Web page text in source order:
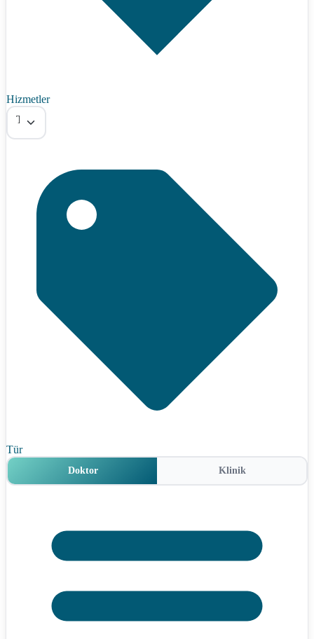
Hizmetler
Tümü
Tür
Doktor Klinik